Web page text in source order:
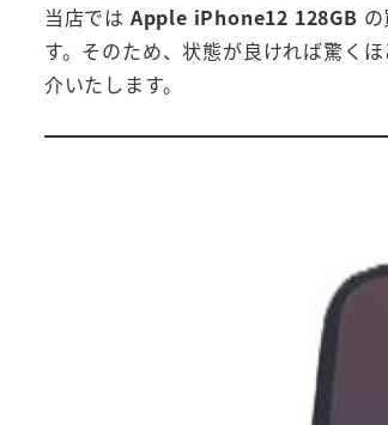
当店では Apple iPhone12 128GB
す。そのため、状態が良ければ驚く
介いたします。